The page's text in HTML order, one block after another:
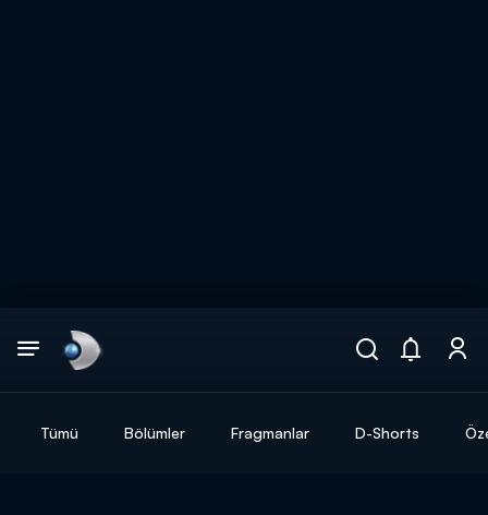
Tümü Bölümler Fragmanlar D-Shorts